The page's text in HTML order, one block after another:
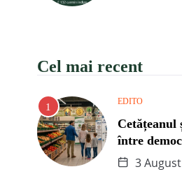
Cel mai recent
EDITO
Cetățeanul
între
3